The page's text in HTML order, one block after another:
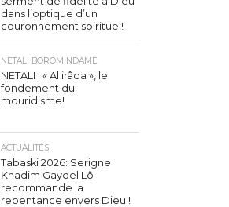
dans l’optique d’un
couronnement spirituel!
NETALI BOROM NDAME
NETALI : « Al irâda », le
fondement du
mouridisme!
ACTUALITÉS
Tabaski 2026: Serigne
Khadim Gaydel Lô
recommande la
repentance envers Dieu !